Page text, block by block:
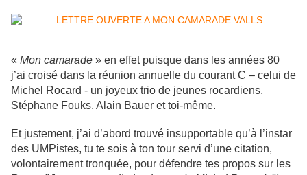
« Mon camarade » en effet puisque dans les années 80
j’ai croisé dans la réunion annuelle du courant C – celui de
Michel Rocard - un joyeux trio de jeunes rocardiens,
Stéphane Fouks, Alain Bauer et toi-même.
Et justement, j’ai d’abord trouvé insupportable qu’à l’instar
des UMPistes, tu te sois à ton tour servi d’une citation,
volontairement tronquée, pour défendre tes propos sur les